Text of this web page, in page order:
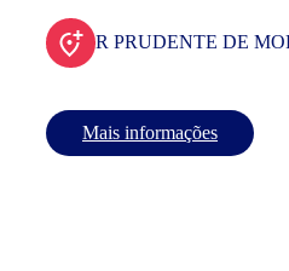
R PRUDENTE DE
Mais informações